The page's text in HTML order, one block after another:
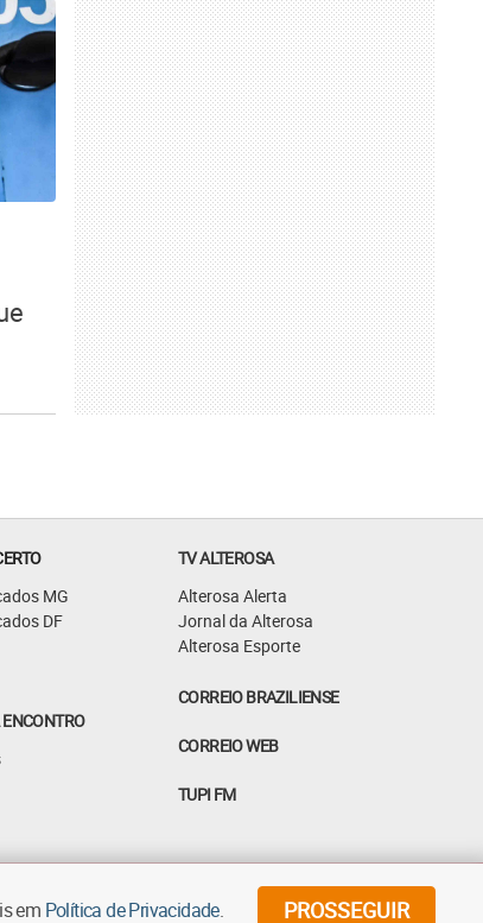
MG
DF
ENCONTRO
TV ALTEROSA
Alterosa Alerta
Jornal da Alterosa
Alterosa Esporte
CORREIO BRAZILIENSE
CORREIO WEB
TUPI FM
Diários Associados - Todos os direitos reservados
em Política de Privacidade. PROSSEGUIR